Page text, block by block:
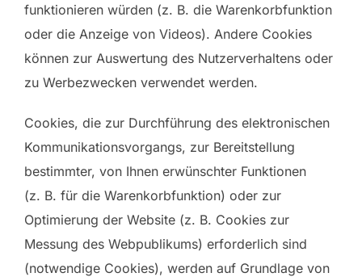
funktionieren würden (z. B. die Warenkorbfunktion
oder die Anzeige von Videos). Andere Cookies
können zur Auswertung des Nutzerverhaltens oder
zu Werbezwecken verwendet werden.
Cookies, die zur Durchführung des elektronischen
Kommunikationsvorgangs, zur Bereitstellung
bestimmter, von Ihnen erwünschter Funktionen
(z. B. für die Warenkorbfunktion) oder zur
Optimierung der Website (z. B. Cookies zur
Messung des Webpublikums) erforderlich sind
(notwendige Cookies), werden auf Grundlage von